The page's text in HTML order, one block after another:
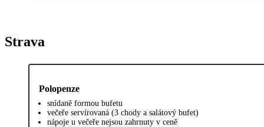
Strava
Polopenze
snídaně formou bufetu
večeře servírovaná (3 chody a salátový bufet)
nápoje u večeře nejsou zahrnuty v ceně